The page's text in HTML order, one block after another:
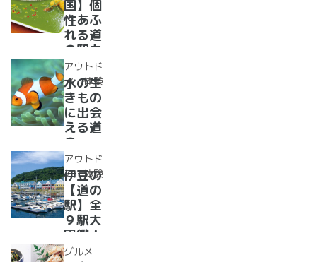
キング
【最
新】
ある道
の駅
16
選！あ
った
か、湯
ったり
道の駅
国】個
性あふ
れる道
の駅カ
レー大
集合！
道の駅
で食べ
られる
人気ダ
ムカレ
ー28
選
アウトド
ア・体験
水の生
きもの
に出会
える道
の
駅??〜
水族館
がある
道の駅
１０
選〜
【全
アウトド
ア・体験
伊豆の
【道の
駅】全
９駅大
図鑑！
2022
グルメ